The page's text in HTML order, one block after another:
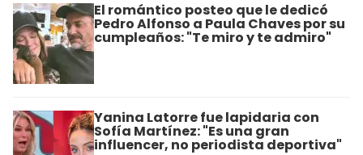
El romántico posteo que le dedicó
Pedro Alfonso a Paula Chaves por su
cumpleaños: "Te miro y te admiro"
Yanina Latorre fue lapidaria con
Sofía Martínez: "Es una gran
influencer, no periodista deportiva"